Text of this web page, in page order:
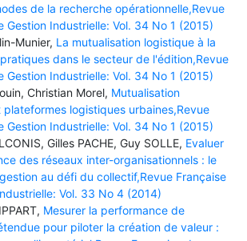
de la recherche opérationnelle,Revue
Gestion Industrielle: Vol. 34 No 1 (2015)
Munier, La mutualisation logistique à la
dans le secteur de l'édition,Revue
Gestion Industrielle: Vol. 34 No 1 (2015)
Christian Morel, Mutualisation
plateformes logistiques urbaines,Revue
Gestion Industrielle: Vol. 34 No 1 (2015)
Gilles PACHE, Guy SOLLE, Evaluer
des réseaux inter-organisationnels : le
au défi du collectif,Revue Française
Vol. 33 No 4 (2014)
Mesurer la performance de
pour piloter la création de valeur :